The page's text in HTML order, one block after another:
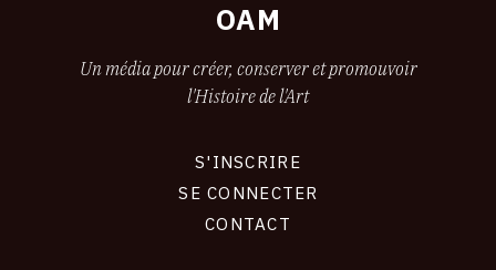
OAM
Un média pour créer, conserver et promouvoir
l'Histoire de l'Art
S'INSCRIRE
SE CONNECTER
CONTACT